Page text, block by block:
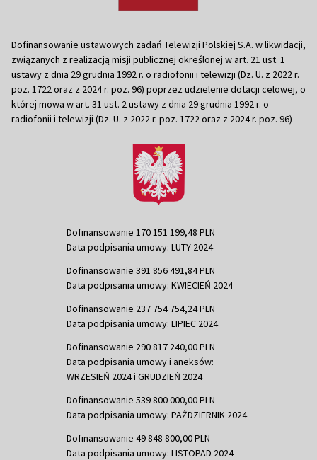
Dofinansowanie ustawowych zadań Telewizji Polskiej S.A. w likwidacji,
związanych z realizacją misji publicznej określonej w art. 21 ust. 1
ustawy z dnia 29 grudnia 1992 r. o radiofonii i telewizji (Dz. U. z 2022 r.
poz. 1722 oraz z 2024 r. poz. 96) poprzez udzielenie dotacji celowej, o
której mowa w art. 31 ust. 2 ustawy z dnia 29 grudnia 1992 r. o
radiofonii i telewizji (Dz. U. z 2022 r. poz. 1722 oraz z 2024 r. poz. 96)
Dofinansowanie 170 151 199,48 PLN
Data podpisania umowy: LUTY 2024
Dofinansowanie 391 856 491,84 PLN
Data podpisania umowy: KWIECIEŃ 2024
Dofinansowanie 237 754 754,24 PLN
Data podpisania umowy: LIPIEC 2024
Dofinansowanie 290 817 240,00 PLN
Data podpisania umowy i aneksów:
WRZESIEŃ 2024 i GRUDZIEŃ 2024
Dofinansowanie 539 800 000,00 PLN
Data podpisania umowy: PAŹDZIERNIK 2024
Dofinansowanie 49 848 800,00 PLN
Data podpisania umowy: LISTOPAD 2024